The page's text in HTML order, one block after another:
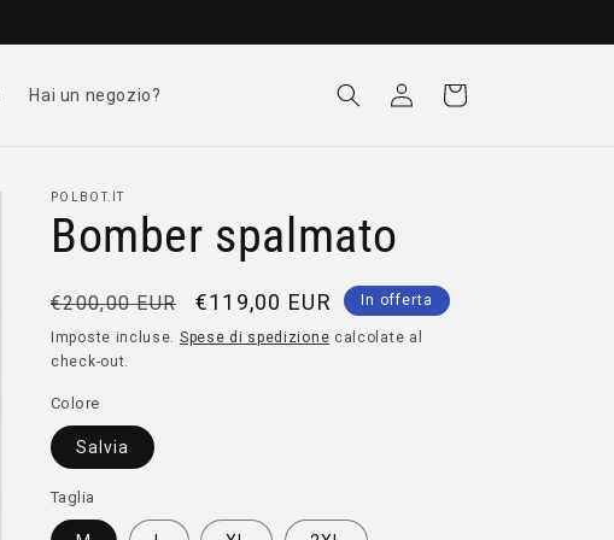
Hai un negozio? Accedi Carrello
POLBOT.IT
Bomber spalmato
Prezzo
di
listino
€200,00 EUR
Prezzo
scontato
€119,00 EUR In offerta
Imposte incluse. Spese di spedizione calcolate al
check-out.
Colore
Salvia
Taglia